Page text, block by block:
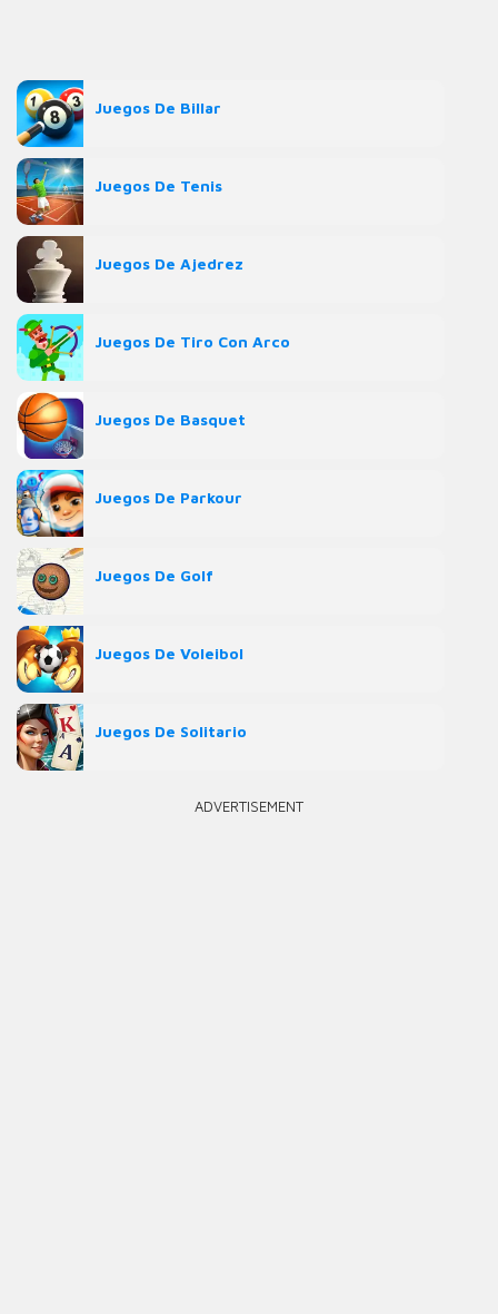
Juegos De Billar
Juegos De Tenis
Juegos De Ajedrez
Juegos De Tiro Con Arco
Juegos De Basquet
Juegos De Parkour
Juegos De Golf
Juegos De Voleibol
Juegos De Solitario
ADVERTISEMENT